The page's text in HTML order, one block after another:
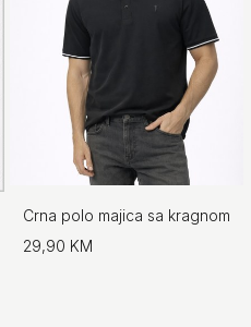
Crna polo majica sa kragnom
29,90 KM